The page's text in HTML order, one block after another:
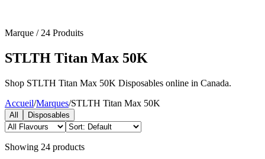
Marque / 24 Produits
STLTH Titan Max 50K
Shop STLTH Titan Max 50K Disposables online in Canada.
Accueil/Marques/STLTH Titan Max 50K
All Disposables
Showing 24 products